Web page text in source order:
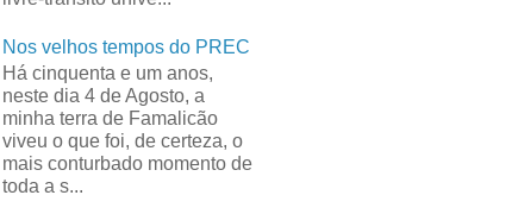
Nos velhos tempos do PREC
Há cinquenta e um anos,
neste dia 4 de Agosto, a
minha terra de Famalicão
viveu o que foi, de certeza, o
mais conturbado momento de
toda a s...